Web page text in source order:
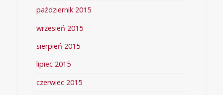
październik 2015
wrzesień 2015
sierpień 2015
lipiec 2015
czerwiec 2015